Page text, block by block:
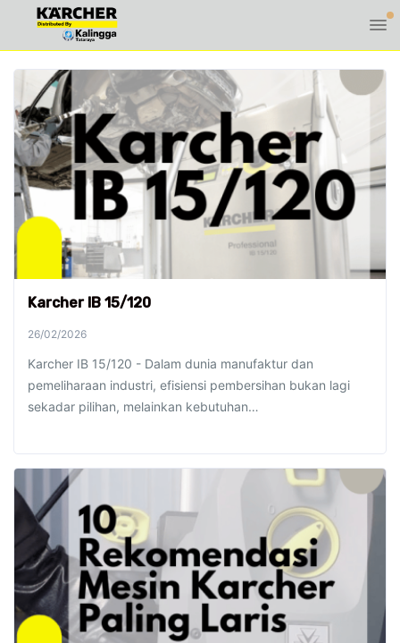
Karcher IB 15/120
26/02/2026
Karcher IB 15/120 - Dalam dunia manufaktur dan
pemeliharaan industri, efisiensi pembersihan bukan lagi
sekadar pilihan, melainkan kebutuhan…